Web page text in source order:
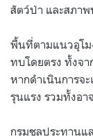
สัตว์ป่า และสภา
พื้นที่ตามแนวอุโม
ทบโดยตรง ทั้งจา
หากดำเนินการจ
รุนแรง รวมทั้งอ
กรมชลประทานแ